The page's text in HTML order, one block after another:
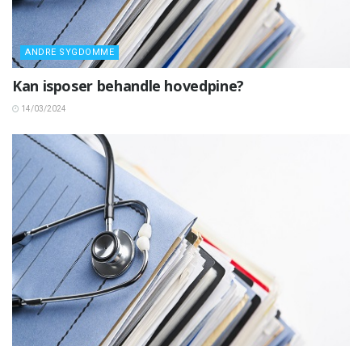
ANDRE SYGDOMME
Kan isposer behandle hovedpine?
14/03/2024